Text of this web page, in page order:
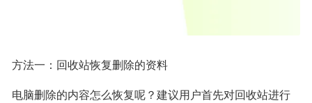
方法一：回收站恢复删除的资料
电脑删除的内容怎么恢复呢？建议用户首先对回收站进行